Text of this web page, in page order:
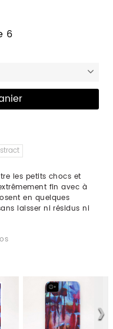
6
les petits chocs et
fin avec à
en quelques
laisser ni résidus ni